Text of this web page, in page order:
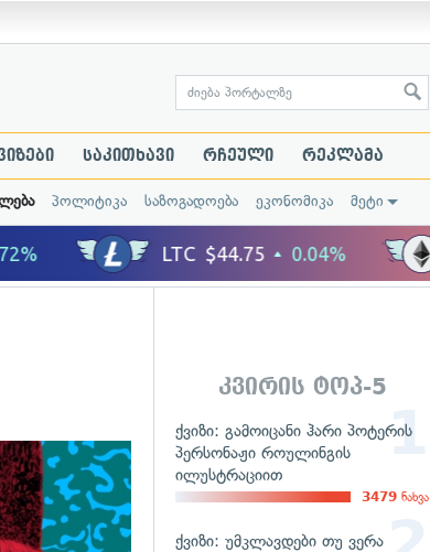
საკითხავი რჩეული რეკლამა
პოლიტიკა საზოგადოება ეკონომიკა მეტი
კვირის ტოპ-5
ქვიზი: გამოიცანი ჰარი პოტერის
პერსონაჟი როულინგის
ილუსტრაციით
3479 ნახვა
ქვიზი: უმკლავდები თუ ვერა